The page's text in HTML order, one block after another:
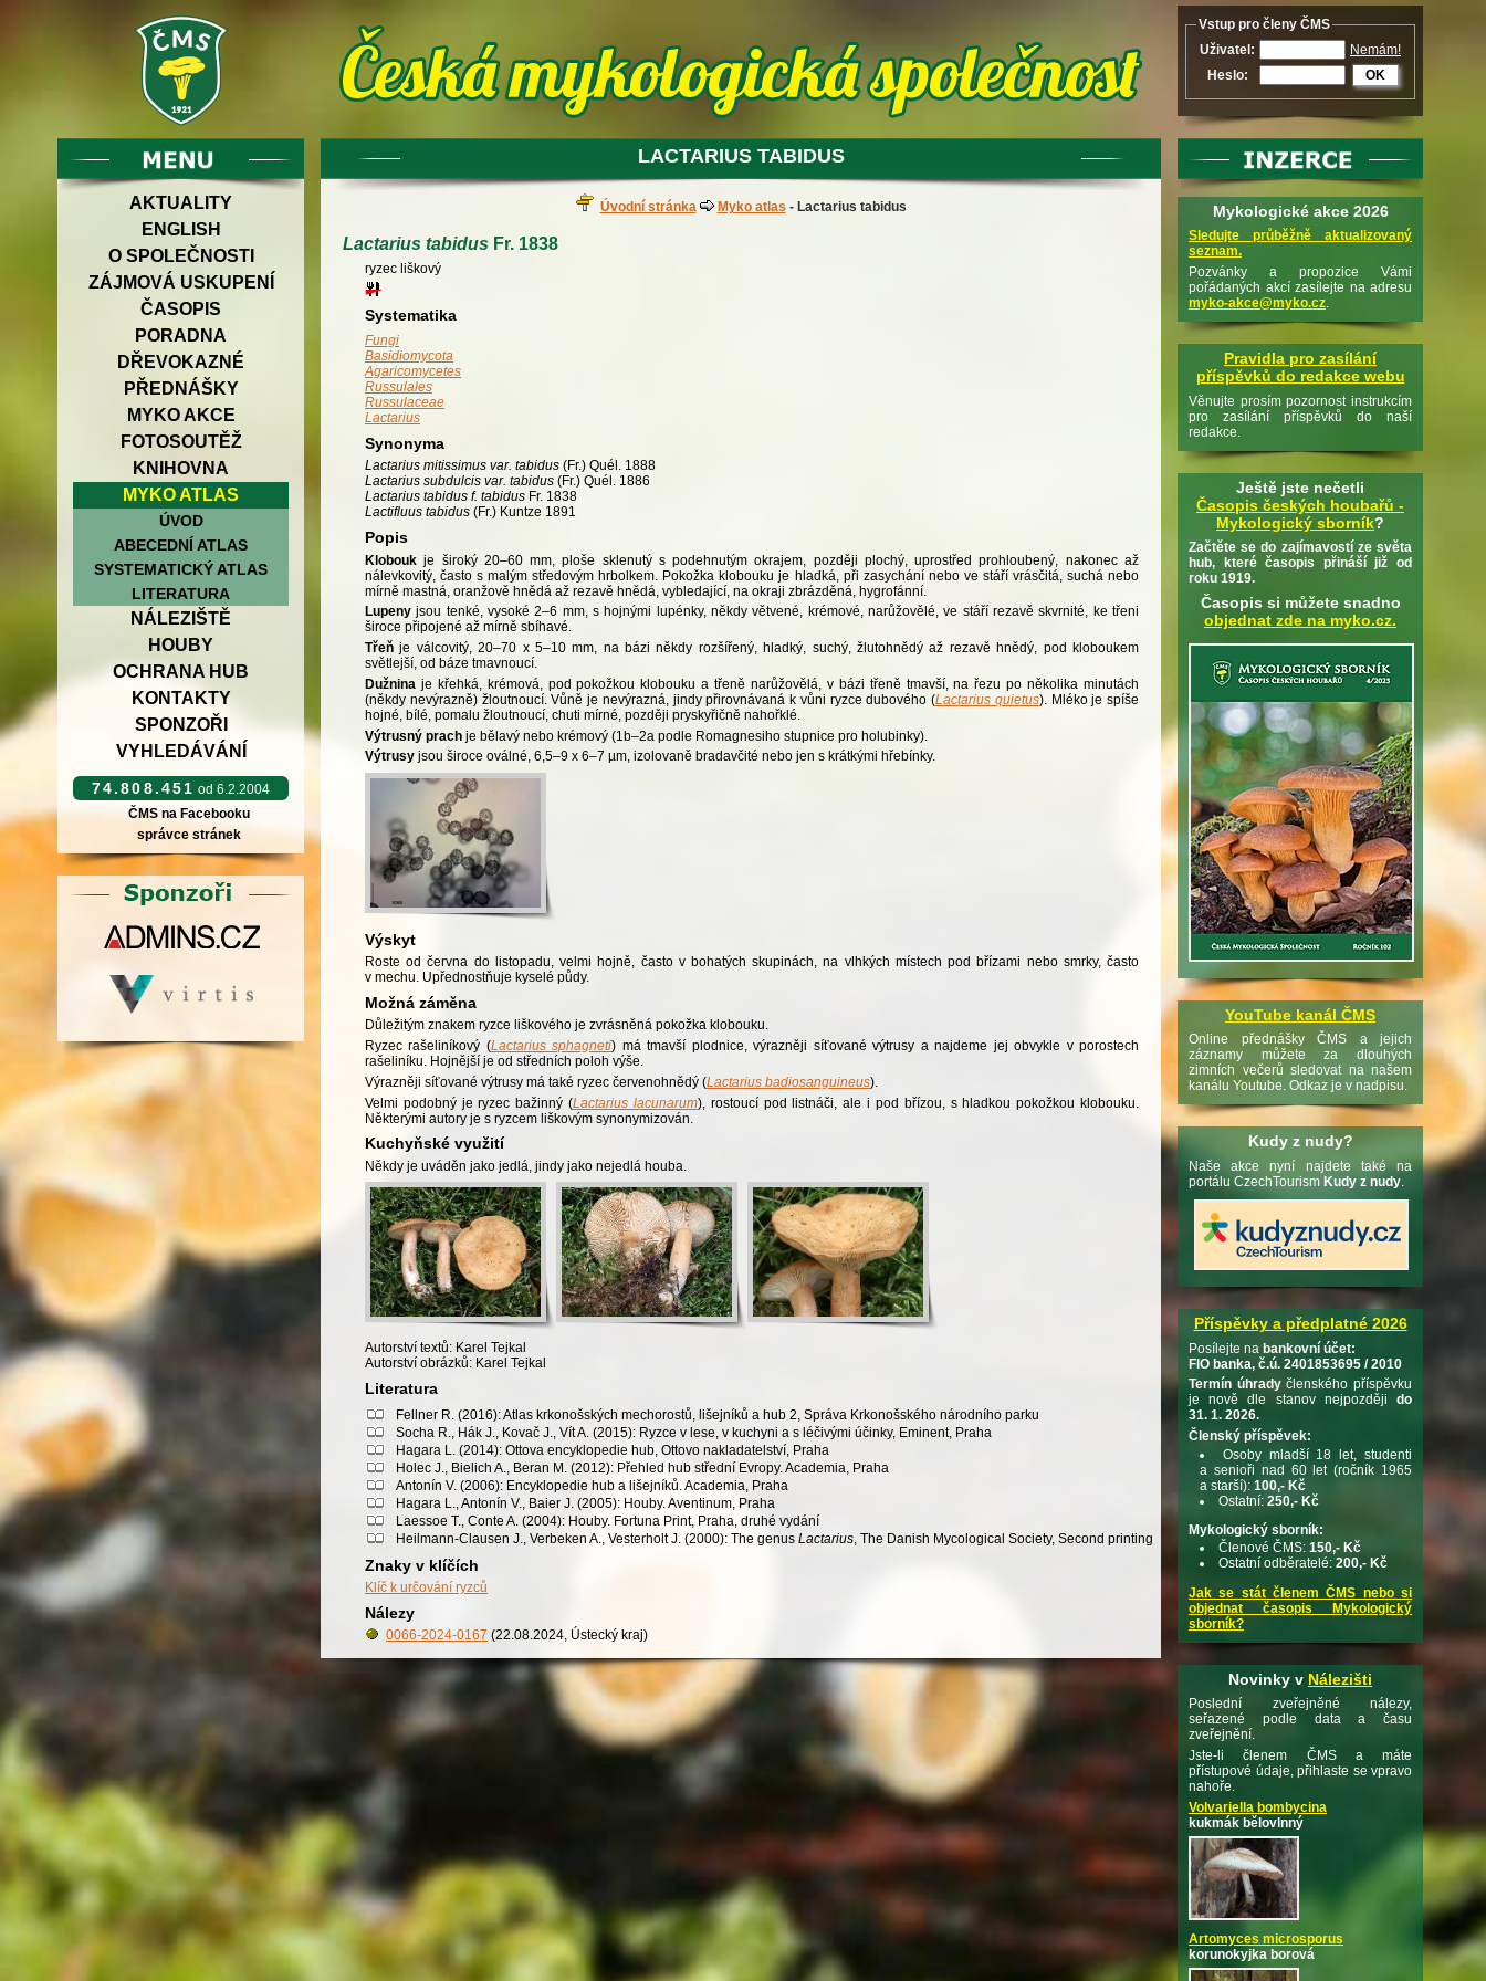
AKTUALITY
ENGLISH
O SPOLEČNOSTI
ZÁJMOVÁ USKUPENÍ
ČASOPIS
PORADNA
DŘEVOKAZNÉ
PŘEDNÁŠKY
MYKO AKCE
FOTOSOUTĚŽ
KNIHOVNA
MYKO ATLAS
ÚVOD
ABECEDNÍ ATLAS
SYSTEMATICKÝ ATLAS
LITERATURA
NÁLEZIŠTĚ
HOUBY
OCHRANA HUB
KONTAKTY
SPONZOŘI
VYHLEDÁVÁNÍ
74.808.451 od 6.2.2004
ČMS na Facebooku
správce stránek
LACTARIUS TABIDUS
Úvodní stránka Myko atlas - Lactarius tabidus
Lactarius tabidus Fr. 1838
ryzec liškový
Systematika
Fungi
Basidiomycota
Agaricomycetes
Russulales
Russulaceae
Lactarius
Synonyma
Lactarius mitissimus var. tabidus (Fr.) Quél. 1888
Lactarius subdulcis var. tabidus (Fr.) Quél. 1886
Lactarius tabidus f. tabidus Fr. 1838
Lactifluus tabidus (Fr.) Kuntze 1891
Popis
Klobouk je široký 20–60 mm, ploše sklenutý s podehnutým okrajem, později plochý, uprostřed prohloubený, nakonec až
nálevkovitý, často s malým středovým hrbolkem. Pokožka klobouku je hladká, při zasychání nebo ve stáří vrásčitá, suchá nebo
mírně mastná, oranžově hnědá až rezavě hnědá, vybledající, na okraji zbrázděná, hygrofánní.
Lupeny jsou tenké, vysoké 2–6 mm, s hojnými lupénky, někdy větvené, krémové, narůžovělé, ve stáří rezavě skvrnité, ke třeni
široce připojené až mírně sbíhavé.
Třeň je válcovitý, 20–70 x 5–10 mm, na bázi někdy rozšířený, hladký, suchý, žlutohnědý až rezavě hnědý, pod kloboukem
světlejší, od báze tmavnoucí.
Dužnina je křehká, krémová, pod pokožkou klobouku a třeně narůžovělá, v bázi třeně tmavší, na řezu po několika minutách
(někdy nevýrazně) žloutnoucí. Vůně je nevýrazná, jindy přirovnávaná k vůni ryzce dubového (Lactarius quietus). Mléko je spíše
hojné, bílé, pomalu žloutnoucí, chuti mírné, později pryskyřičně nahořklé.
Výtrusný prach je bělavý nebo krémový (1b–2a podle Romagnesiho stupnice pro holubinky).
Výtrusy jsou široce oválné, 6,5–9 x 6–7 µm, izolovaně bradavčité nebo jen s krátkými hřebínky.
Výskyt
Roste od června do listopadu, velmi hojně, často v bohatých skupinách, na vlhkých místech pod břízami nebo smrky, často
v mechu. Upřednostňuje kyselé půdy.
Možná záměna
Důležitým znakem ryzce liškového je zvrásněná pokožka klobouku.
Ryzec rašeliníkový (Lactarius sphagneti) má tmavší plodnice, výrazněji síťované výtrusy a najdeme jej obvykle v porostech
rašeliníku. Hojnější je od středních poloh výše.
Výrazněji síťované výtrusy má také ryzec červenohnědý (Lactarius badiosanguineus).
Velmi podobný je ryzec bažinný (Lactarius lacunarum), rostoucí pod listnáči, ale i pod břízou, s hladkou pokožkou klobouku.
Některými autory je s ryzcem liškovým synonymizován.
Kuchyňské využití
Někdy je uváděn jako jedlá, jindy jako nejedlá houba.
Autorství textů: Karel Tejkal
Autorství obrázků: Karel Tejkal
Literatura
Fellner R. (2016): Atlas krkonošských mechorostů, lišejníků a hub 2, Správa Krkonošského národního parku
Socha R., Hák J., Kovač J., Vít A. (2015): Ryzce v lese, v kuchyni a s léčivými účinky, Eminent, Praha
Hagara L. (2014): Ottova encyklopedie hub, Ottovo nakladatelství, Praha
Holec J., Bielich A., Beran M. (2012): Přehled hub střední Evropy. Academia, Praha
Antonín V. (2006): Encyklopedie hub a lišejníků. Academia, Praha
Hagara L., Antonín V., Baier J. (2005): Houby. Aventinum, Praha
Laessoe T., Conte A. (2004): Houby. Fortuna Print, Praha, druhé vydání
Heilmann-Clausen J., Verbeken A., Vesterholt J. (2000): The genus Lactarius, The Danish Mycological Society, Second printing
Znaky v klíčích
Klíč k určování ryzců
Nálezy
0066-2024-0167 (22.08.2024, Ústecký kraj)
Vstup pro členy ČMS
Uživatel:
Nemám!
Heslo:
OK
Mykologické akce 2026
Sledujte průběžně aktualizovaný
seznam.
Pozvánky a propozice Vámi
pořádaných akcí zasílejte na adresu
myko-akce@myko.cz.
Pravidla pro zasílání
příspěvků do redakce webu
Věnujte prosím pozornost instrukcím
pro zasílání příspěvků do naší
redakce.
Ještě jste nečetli
Časopis českých houbařů -
Mykologický sborník?
Začtěte se do zajímavostí ze světa
hub, které časopis přináší již od
roku 1919.
Časopis si můžete snadno
objednat zde na myko.cz.
YouTube kanál ČMS
Online přednášky ČMS a jejich
záznamy můžete za dlouhých
zimních večerů sledovat na našem
kanálu Youtube. Odkaz je v nadpisu.
Kudy z nudy?
Naše akce nyní najdete také na
portálu CzechTourism Kudy z nudy
Příspěvky a předplatné 2026
Posílejte na bankovní účet:
FIO banka, č.ú. 2401853695 / 2010
Termín úhradyčlenského příspěvku
je nově dle stanov nejpozději do
31. 1. 2026.
Členský příspěvek:
Osoby mladší 18 let, studenti
a senioři nad 60 let (ročník 1965
a starší): 100,- Kč
Ostatní: 250,- Kč
Mykologický sborník:
Členové ČMS: 150,- Kč
Ostatní odběratelé: 200,- Kč
Jak se stát členem ČMS nebo si
objednat časopis Mykologický
sborník?
Novinky v Nálezišti
Poslední zveřejněné nálezy,
seřazené podle data a času
zveřejnění.
Jste-li členem ČMS a máte
přístupové údaje, přihlaste se vpravo
nahoře.
Volvariella bombycina
kukmák bělovlnný
Artomyces microsporus
korunokyjka borová